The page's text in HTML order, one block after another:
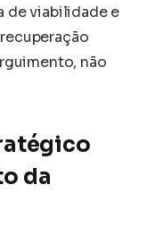
de viabilidade e
não
da